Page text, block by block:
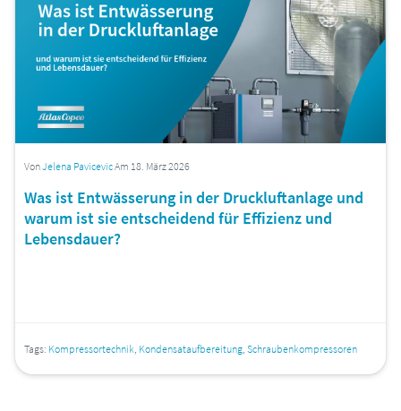
VonJelena PavicevicAm 18. März 2026
Was ist Entwässerung in der Druckluftanlage und
warum ist sie entscheidend für Effizienz und
Lebensdauer?
Tags: Kompressortechnik, Kondensataufbereitung, Schraubenkompressoren